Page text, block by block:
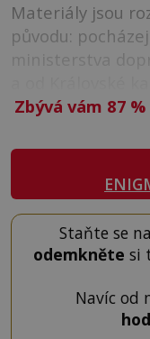
Materiály jsou
původu:
ministerstva
Zbývá vám 87 %
Staňte se
odemkněte si
Navíc od